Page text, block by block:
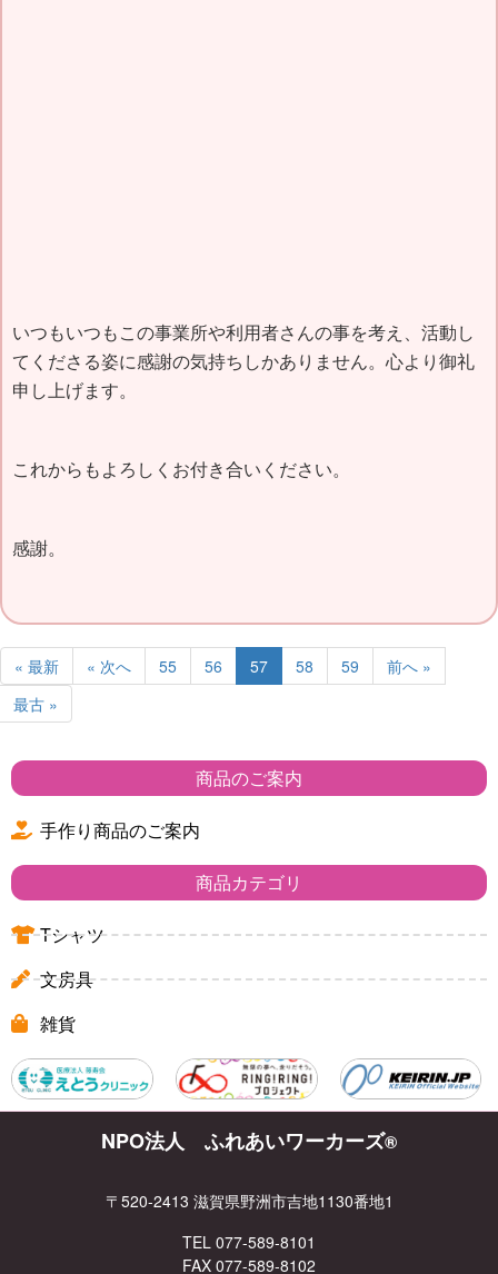
いつもいつもこの事業所や利用者さんの事を考え、活動し
てくださる姿に感謝の気持ちしかありません。心より御礼
申し上げます。
これからもよろしくお付き合いください。
感謝。
« 最新 « 次へ 55 56 57 58 59
前へ »
最古 »
商品のご案内
手作り商品のご案内
商品カテゴリ
Tシャツ
文房具
雑貨
NPO法人 ふれあいワーカーズ®
〒520-2413 滋賀県野洲市吉地1130番地1
TEL 077-589-8101
FAX 077-589-8102